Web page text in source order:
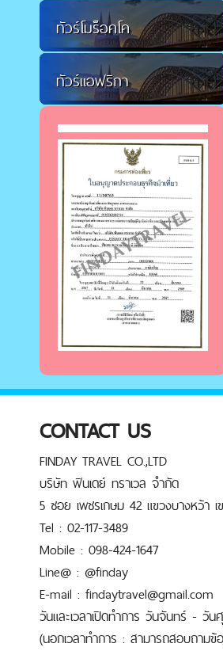
ทัวร์โมร็อคโค
ทัวร์แอฟริกา
CONTACT US
FINDAY TRAVEL CO.,LTD
บริษัท ฟินเดย์ ทราเวล จำกัด
5 ซอย เพชรเกษม 42 แขวงบางหว้า
Tel : 02-117-3489
Mobile : 098-424-1647
Line@ : @finday
E-mail : findaytravel@gmail.com
วันและเวลาเปิดทำการ วันจันทร์ - วั
(นอกเวลาทำการ : สามารถสอบถามข้